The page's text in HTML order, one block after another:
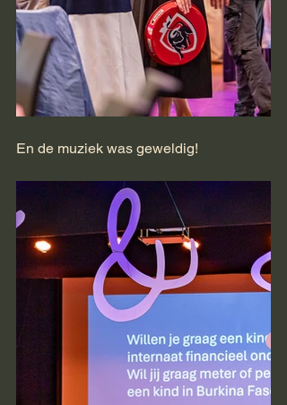
En de muziek was geweldig!